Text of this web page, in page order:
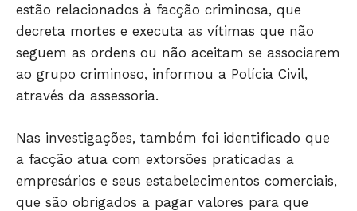
POLÍCIA
ESPORTES
OPINIÃO
GERAL
EDUCAÇÃO
estão relacionados à facção criminosa, que
decreta mortes e executa as vítimas que não
seguem as ordens ou não aceitam se associarem
ao grupo criminoso, informou a Polícia Civil,
através da assessoria.
Nas investigações, também foi identificado que
a facção atua com extorsões praticadas a
empresários e seus estabelecimentos comerciais,
que são obrigados a pagar valores para que